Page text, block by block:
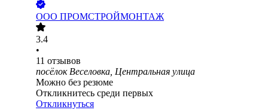
ООО ПРОМСТРОЙМОНТАЖ
3.4
•
11 отзывов
посёлок Веселовка, Центральная улица
Можно без резюме
Откликнитесь среди первых
Откликнуться